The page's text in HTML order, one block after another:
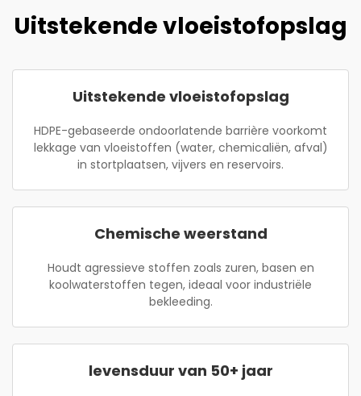
Uitstekende vloeistofopslag
Uitstekende vloeistofopslag
HDPE-gebaseerde ondoorlatende barrière voorkomt
lekkage van vloeistoffen (water, chemicaliën, afval)
in stortplaatsen, vijvers en reservoirs.
Chemische weerstand
Houdt agressieve stoffen zoals zuren, basen en
koolwaterstoffen tegen, ideaal voor industriële
bekleeding.
levensduur van 50+ jaar